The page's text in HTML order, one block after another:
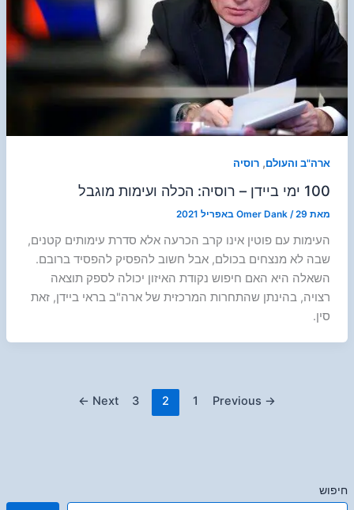
חיפוש
ארה"ב והעולם, רוסיה
100 ימי ביידן – רוסיה: הכלה ועימות מוגבל
מאת Omer Dank /29 באפריל 2021
העימות עם פוטין אינו קרב הכרעה אלא סדרת עימותים קטנים,
שבה לא מנצחים בכולם, אבל חשוב להפסיק להפסיד ברובם.
השאלה היא האם חיפוש נקודת האיזון יכולה לספק תוצאה
רצויה, בהינתן שהתחרות המרכזית של ארה"ב בראי ביידן, זאת
סין.
→
1
2
3
Next
←